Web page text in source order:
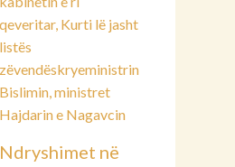
Ndryshimet në